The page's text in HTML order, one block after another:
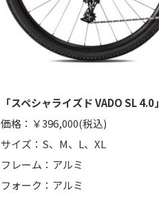
「スペシャライズド VADO SL 4.0」
価格：￥396,000(税込)
サイズ：S、M、L、XL
フレーム：アルミ
フォーク：アルミ